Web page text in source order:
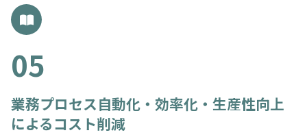
業務プロセス自動化・効率化・生産性向上
によるコスト削減